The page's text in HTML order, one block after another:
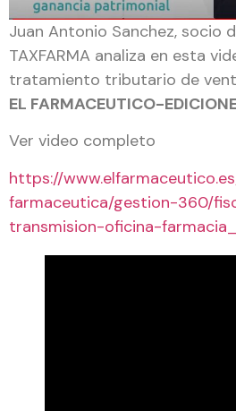
Juan Antonio Sanchez, socio
TAXFARMA analiza en esta
tratamiento tributario de
EL FARMACEUTICO-
Ver video completo
https://
farmaceutica/gestion-360/
transmision-oficina-